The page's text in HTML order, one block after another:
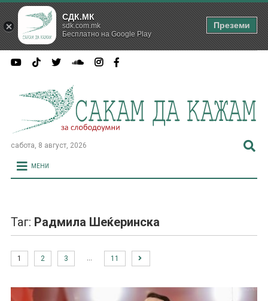
сабота, 8 август, 2026
МЕНИ
Таг: Радмила Шеќеринска
1 2 3 11
СДК.МК
sdk.com.mk
Бесплатно на Google Play
Преземи